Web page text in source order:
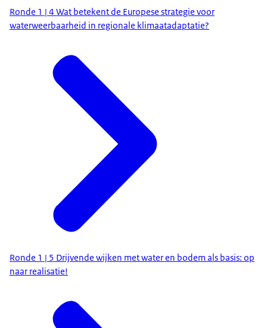
Ronde 1 | 4 Wat betekent de Europese strategie voor
waterweerbaarheid in regionale klimaatadaptatie?
Ronde 1 | 5 Drijvende wijken met water en bodem als basis: op
naar realisatie!